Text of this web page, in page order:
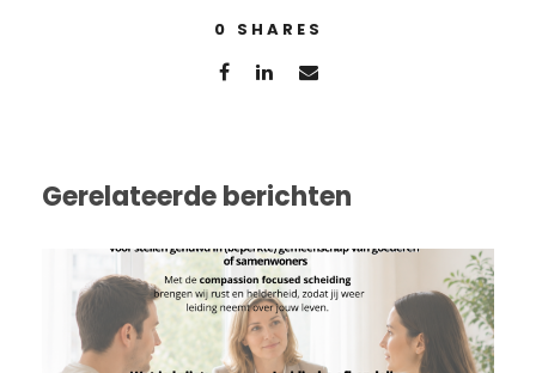
0 SHARES
Gerelateerde berichten